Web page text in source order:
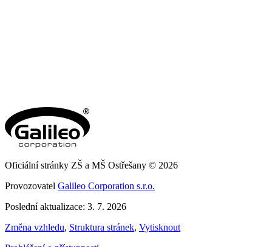
Oficiální stránky ZŠ a MŠ Ostřešany © 2026
Provozovatel Galileo Corporation s.r.o.
Poslední aktualizace: 3. 7. 2026
Změna vzhledu, Struktura stránek, Vytisknout